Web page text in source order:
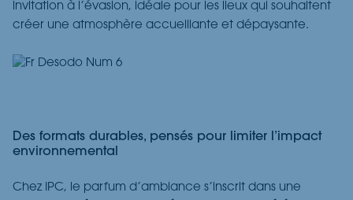
invitation à l’évasion, idéale pour les lieux qui souhaitent
créer une atmosphère accueillante et dépaysante.
Des formats durables, pensés pour limiter l’impact
environnemental
Chez IPC, le parfum d’ambiance s’inscrit dans une